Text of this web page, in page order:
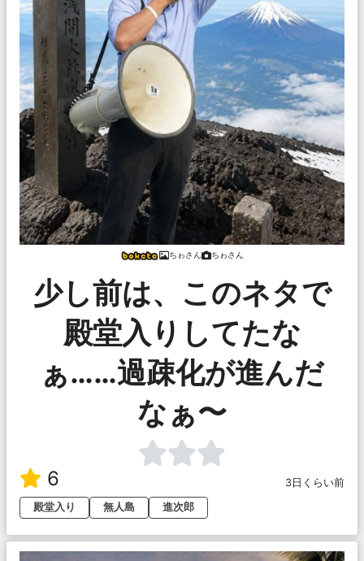
ちゎさん ちゎさん
少し前は、このネタで
殿堂入りしてたな
ぁ……過疎化が進んだ
なぁ〜
6
3日くらい前
殿堂入り
無人島 進次郎